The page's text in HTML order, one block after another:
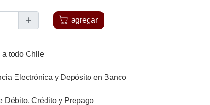
agregar
a todo Chile
Electrónica y Depósito en Banco
Débito, Crédito y Prepago